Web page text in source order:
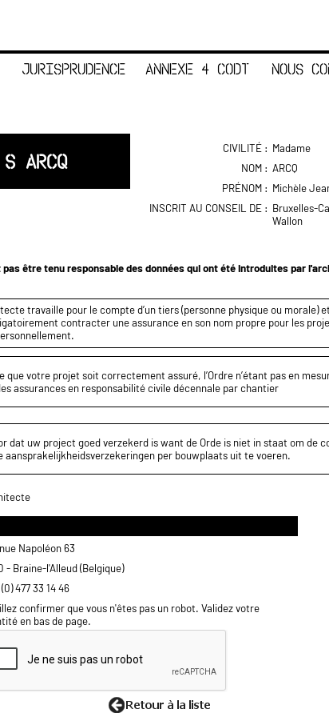
JURISPRUDENCE ANNEXE 4 CODT NOUS
ARCQ
CIVILITÉ : Madame
NOM : ARCQ
PRÉNOM : Michèle
INSCRIT AU CONSEIL DE : Bruxelles-
Wallon
être tenu responsable des données qui ont été introduites par
travaille pour le compte d’un tiers (personne physique ou morale)
contracter une assurance en son nom propre pour les
que votre projet soit correctement assuré, l’Ordre n’étant pas en
assurances en responsabilité civile décennale par chantier
dat uw project goed verzekerd is want de Orde is niet in staat om de
aansprakelijkheidsverzekeringen per bouwplaats uit te voeren.
Napoléon 63
- Braine-l'Alleud (Belgique)
477 33 14 46
confirmer que vous n'êtes pas un robot. Validez votre
en bas de page.